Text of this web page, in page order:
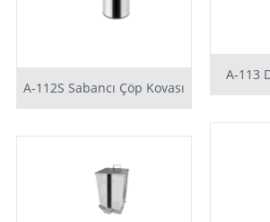
A-113
A-112S Sabancı Çöp Kovası